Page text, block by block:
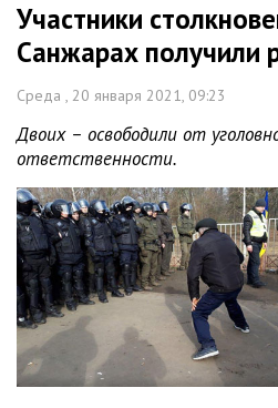
Участники
Санжарах получили
Среда , 20 января 2021, 09:23
Двоих – освободили от
ответственности.